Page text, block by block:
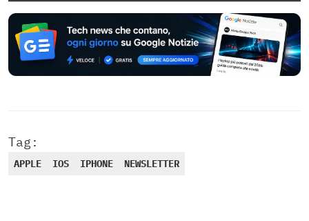
Tag:
APPLE IOS IPHONE NEWSLETTER